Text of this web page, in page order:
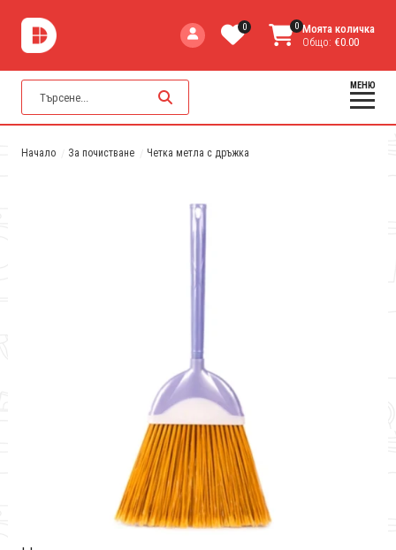
0 0 Моята количка
Общо: €0.00
МЕНЮ
Начало За почистване Четка метла с дръжка